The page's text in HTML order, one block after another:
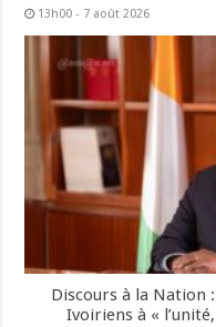
13h00 - 7 août 2026
Discours à la Nation
Ivoiriens à «